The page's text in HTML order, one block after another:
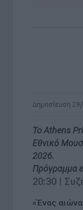
Δημοσίευση
Το Athens
Εθνικό
2026.
Πρόγραμμα
20:30 |
«Ένας